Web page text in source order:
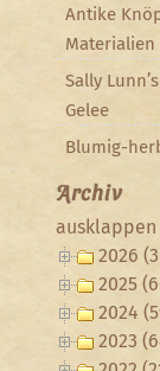
Antike
Materialien
Sally
Gelee
Blumig-
Archiv
ausklappen
2026
2025
2024
2023